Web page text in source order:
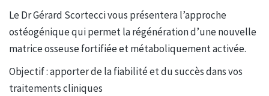
Le Dr Gérard Scortecci vous présentera l’approche
ostéogénique qui permet la régénération d’une nouvelle
matrice osseuse fortifiée et métaboliquement activée.
Objectif : apporter de la fiabilité et du succès dans vos
traitements cliniques